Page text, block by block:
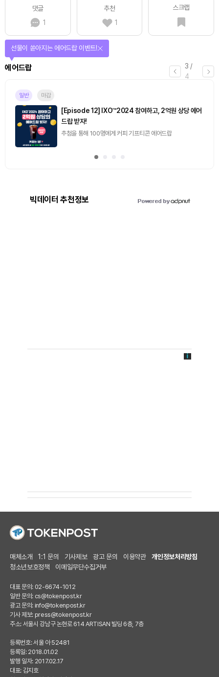
댓글
1
추천
1
스크랩
3 /
4
에어드랍
선물이 쏟아지는 에어드랍 이벤트!
일반 마감
[Episode 12] IXO™2024 참여하고, 2억원 상당 에어
드랍 받자!
추첨을 통해 100명에게 커피 기프티콘 에어드랍
빅데이터 추천정보
매체소개 1:1 문의 기사제보 광고 문의 이용약관
개인정보처리방침
청소년보호정책
이메일무단수집거부
대표 문의: 02-6674-1012
일반 문의: cs@tokenpost.kr
광고 문의: info@tokenpost.kr
기사 제보: press@tokenpost.kr
주소: 서울시 강남구 논현로 614 ARTISAN 빌딩 6층, 7층
등록번호: 서울 아 52481
등록일: 2018.01.02
발행 일자: 2017.02.17
대표: 김지호